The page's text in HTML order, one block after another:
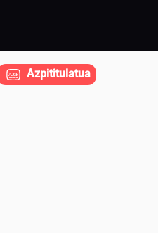
Azpititulatua